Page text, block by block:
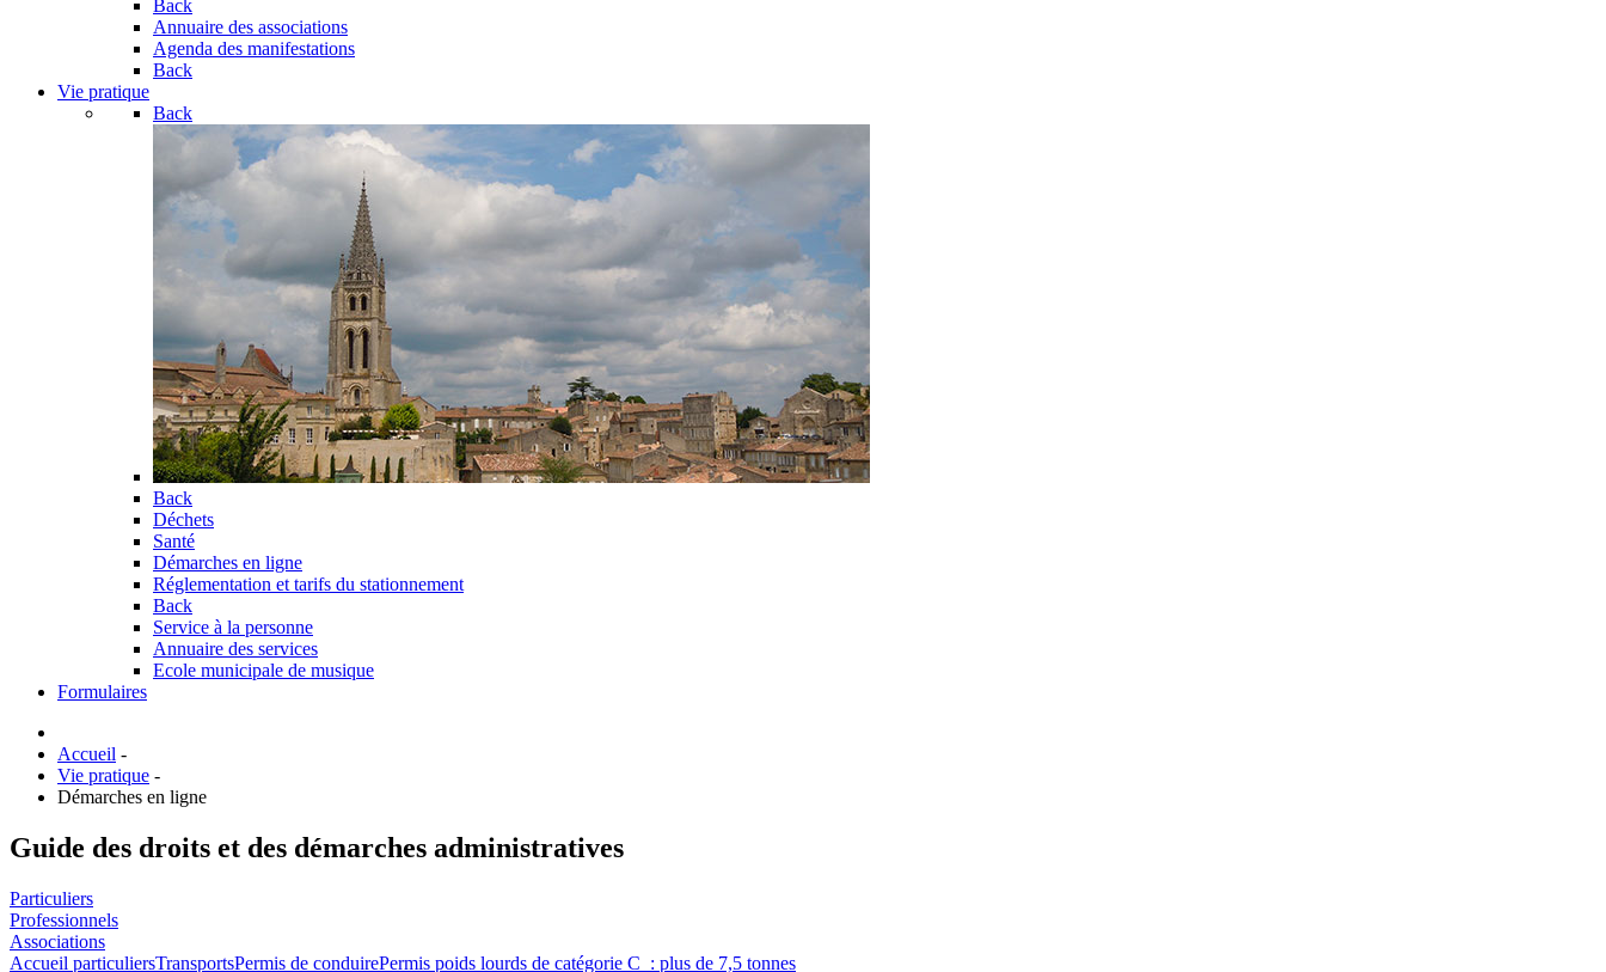
Back
Annuaire des associations
Agenda des manifestations
Back
Vie pratique
Back
Back
Déchets
Santé
Démarches en ligne
Réglementation et tarifs du stationnement
Back
Service à la personne
Annuaire des services
Ecole municipale de musique
Formulaires
Accueil -
Vie pratique -
Démarches en ligne
Guide des droits et des démarches administratives
Particuliers
Professionnels
Associations
Accueil particuliersTransportsPermis de conduirePermis poids lourds de catégorie C : plus de 7,5 tonnes